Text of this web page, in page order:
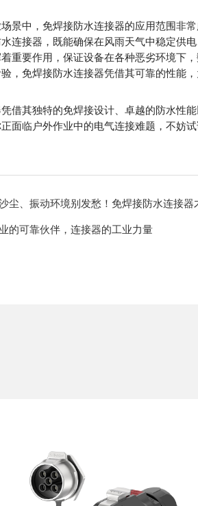
景中，免焊接防水连接器的应用范围非
连接器，既能确保在风雨天气中稳定供
重要作用，保证设备在各种恶劣环境下
，免焊接防水连接器凭借其可靠的性能
凭借其独特的免焊接设计、卓越的防水性
面临户外作业中的电气连接难题，不妨
尘、振动环境别发愁！免焊接防水连接器
的可靠伙伴，连接器的工业力量